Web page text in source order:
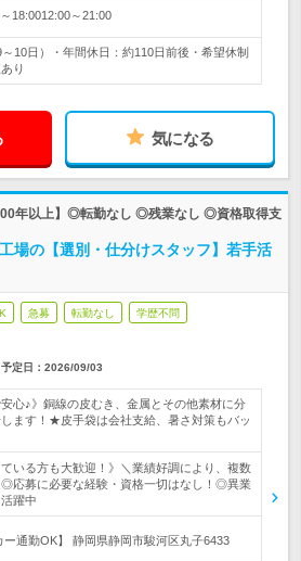
18:0012:00～21:00
～10日）・年間休日：約110日前後・希望休制
り
気になる
年以上】◎転勤なし ◎残業なし ◎資格取得支
場の【選別・仕分けスタッフ】若手活
急募 転勤なし 学歴不問
定日： 2026/09/03
安心♪》銅線の皮むき、金属とその他素材に分
ます！★皮手袋は会社支給、暑さ対策もバッ
ている方も大歓迎！》＼業績好調により、複数
◎応募に必要な経験・資格一切はなし！◎異業
躍中
ー通勤OK】 静岡県静岡市駿河区丸子6433